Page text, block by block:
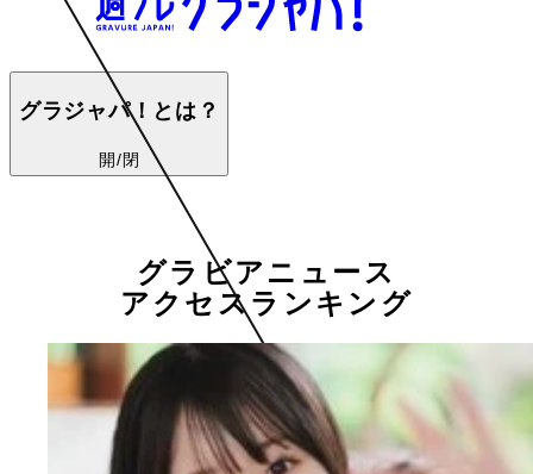
グラジャパ！とは？
開/閉
グラビアニュース
アクセスランキング